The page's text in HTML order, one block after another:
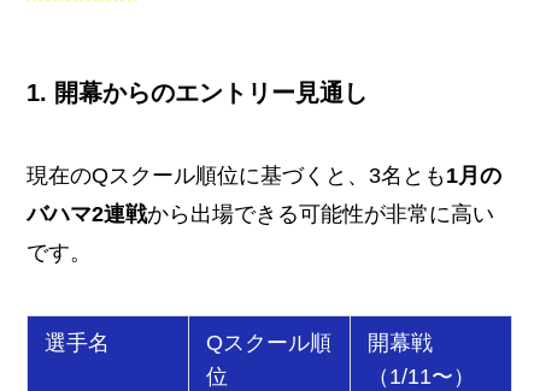
1. 開幕からのエントリー見通し
現在のQスクール順位に基づくと、3名とも1月の
バハマ2連戦から出場できる可能性が非常に高い
です。
選手名
Qスクール順
位
開幕戦
（1/11〜）